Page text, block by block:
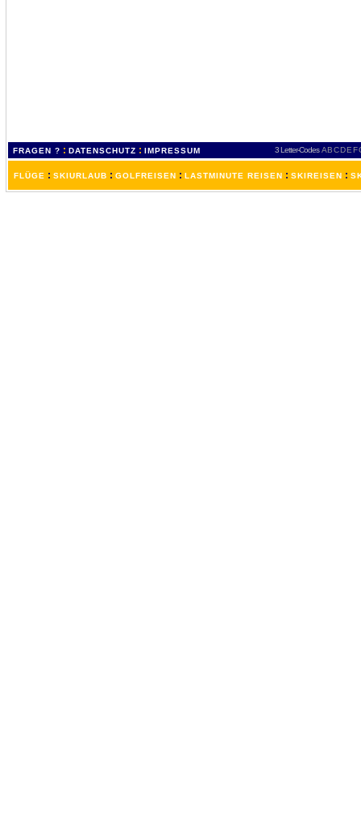
FRAGEN ? : DATENSCHUTZ : IMPRESSUM 3 Letter-Codes ABCDEF
FLÜGE : SKIURLAUB : GOLFREISEN : LASTMINUTE REISEN : SKIREISEN :